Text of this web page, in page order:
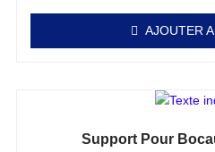
AJOUTER
Support Pour